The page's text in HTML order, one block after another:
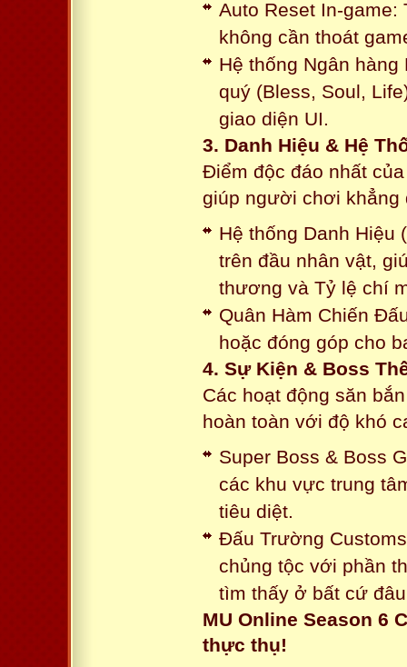
Auto Reset In-game:
không cần thoát
Hệ thống Ngân
quý (Bless, Soul,
giao diện UI.
3. Danh Hiệu & Hệ
Điểm độc đáo nhất
giúp người chơi khẳng
Hệ thống Danh Hiệu
trên đầu nhân vật,
thương và Tỷ lệ chí
Quân Hàm Chiến
hoặc đóng góp cho
4. Sự Kiện & Boss
Các hoạt động săn
hoàn toàn với độ khó
Super Boss & Boss
các khu vực trung
tiêu diệt.
Đấu Trường
chủng tộc với phần
tìm thấy ở bất cứ
MU Online Season 6
thực thụ!